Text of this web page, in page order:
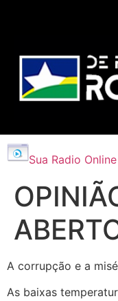
Sua Radio
A corrupção e a
As baixas